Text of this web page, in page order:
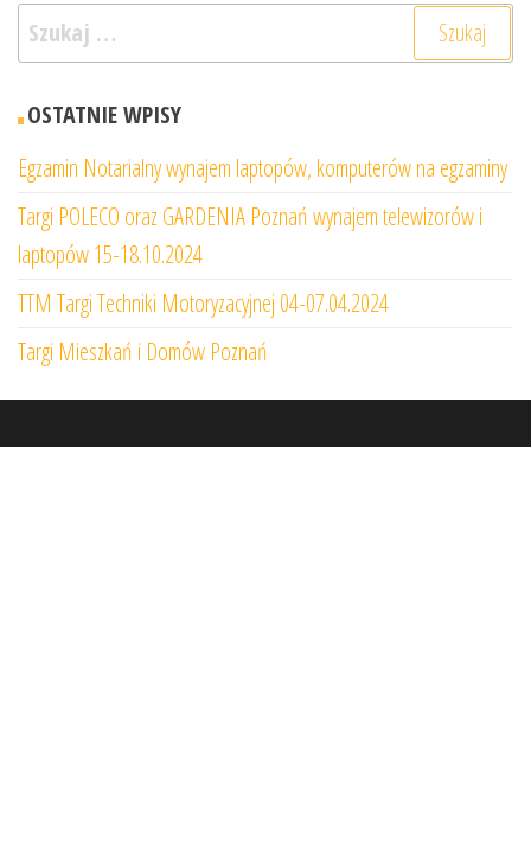
Szukaj:
OSTATNIE WPISY
Egzamin Notarialny wynajem laptopów, komputerów na egzaminy
Targi POLECO oraz GARDENIA Poznań wynajem telewizorów i
laptopów 15-18.10.2024
TTM Targi Techniki Motoryzacyjnej 04-07.04.2024
Targi Mieszkań i Domów Poznań